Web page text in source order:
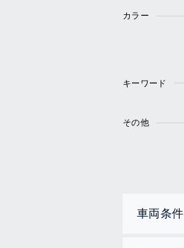
カラー
キーワード
その他
車両条件